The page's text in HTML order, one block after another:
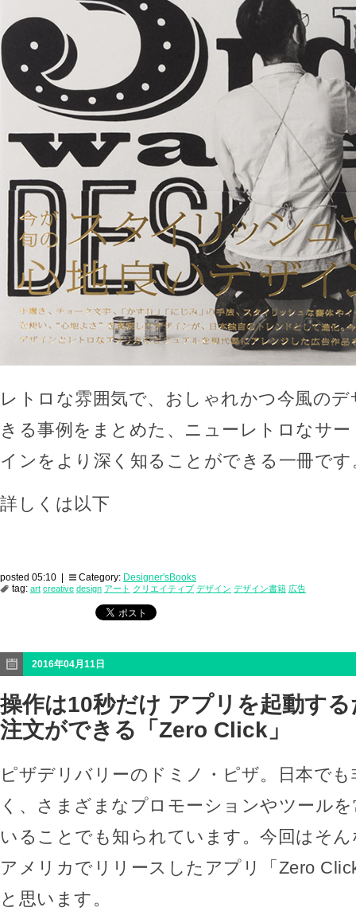
レトロな雰囲気で、おしゃれかつ今風の
きる事例をまとめた、ニューレトロなサ
インをより深く知ることができる一冊です
詳しくは以下
posted 05:10 | Category: Designer'sBooks
tag: art creative design アート クリエイティブ デザイン デザイン書籍 広告
2016年04月11日
操作は10秒だけ アプリを起動す
注文ができる「Zero Click」
ピザデリバリーのドミノ・ピザ。日本で
く、さまざまなプロモーションやツール
いることでも知られています。今回はそ
アメリカでリリースしたアプリ「Zero
と思います。